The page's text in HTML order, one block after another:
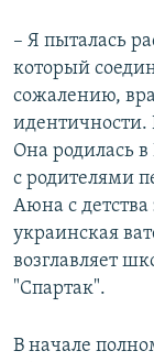
– Я пыталась
который
сожалению,
идентичности.
Она родилась
с родителями
Аюна с детства
украинская
возглавляет
"Спартак".
В начале